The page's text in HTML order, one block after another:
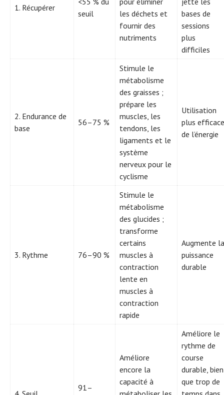
1. Récupérer
seuil
les déchets et
fournir des
nutriments
bases de
sessions
plus
difficiles
2. Endurance de
base
56–75 %
Stimule le
métabolisme
des graisses ;
prépare les
muscles, les
tendons, les
ligaments et le
système
nerveux pour le
cyclisme
Utilisation
plus efficace
de l’énergie
3. Rythme 76–90 %
Stimule le
métabolisme
des glucides ;
transforme
certains
muscles à
contraction
lente en
muscles à
contraction
rapide
Augmente la
puissance
durable
91–
Améliore
encore la
capacité à
Améliore le
rythme de
course
durable, bien
que trop de